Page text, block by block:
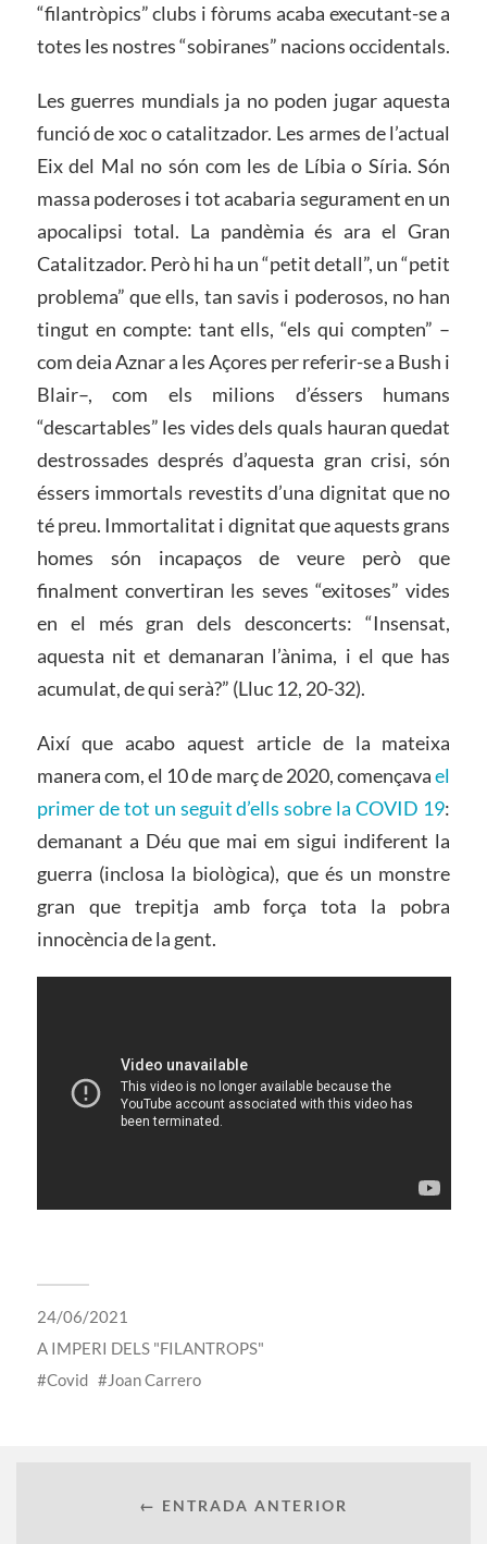
“filantròpics” clubs i fòrums acaba executant-se a
totes les nostres “sobiranes” nacions occidentals.
Les guerres mundials ja no poden jugar aquesta
funció de xoc o catalitzador. Les armes de l’actual
Eix del Mal no són com les de Líbia o Síria. Són
massa poderoses i tot acabaria segurament en un
apocalipsi total. La pandèmia és ara el Gran
Catalitzador. Però hi ha un “petit detall”, un “petit
problema” que ells, tan savis i poderosos, no han
tingut en compte: tant ells, “els qui compten” –
com deia Aznar a les Açores per referir-se a Bush i
Blair–, com els milions d’éssers humans
“descartables” les vides dels quals hauran quedat
destrossades després d’aquesta gran crisi, són
éssers immortals revestits d’una dignitat que no
té preu. Immortalitat i dignitat que aquests grans
homes són incapaços de veure però que
finalment convertiran les seves “exitoses” vides
en el més gran dels desconcerts: “Insensat,
aquesta nit et demanaran l’ànima, i el que has
acumulat, de qui serà?” (Lluc 12, 20-32).
Així que acabo aquest article de la mateixa
manera com, el 10 de març de 2020, començavael
primer de tot un seguit d’ells sobre la COVID 19:
demanant a Déu que mai em sigui indiferent la
guerra (inclosa la biològica), que és un monstre
gran que trepitja amb força tota la pobra
innocència de la gent.
24/06/2021
A IMPERI DELS "FILANTROPS"
Covid
Joan Carrero
← ENTRADA ANTERIOR